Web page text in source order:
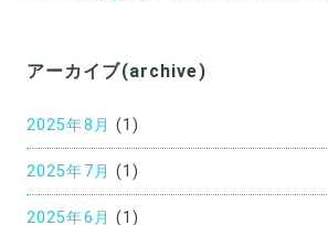
シ
ョ
ン
アーカイブ(archive)
2025年8月 (1)
2025年7月 (1)
2025年6月 (1)